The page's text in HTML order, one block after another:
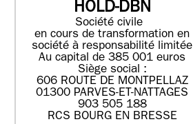
HOLD-DBN
Société civile
en cours de transformation en
société à responsabilité limitée
Au capital de 385 001 euros
Siège social :
606 ROUTE DE MONTPELLAZ
01300 PARVES-ET-NATTAGES
903 505 188
RCS BOURG EN BRESSE